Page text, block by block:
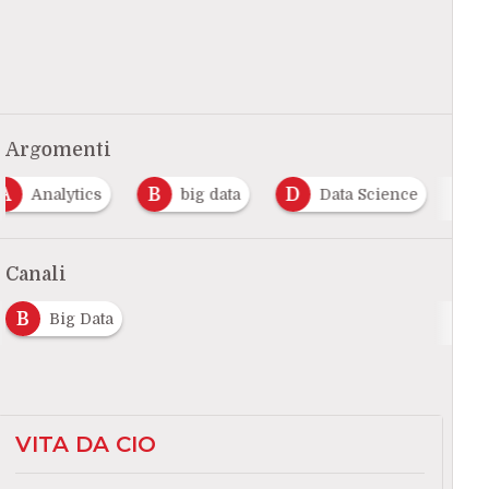
Argomenti
Analytics B big data D Data Science
Canali
B Big Data
VITA DA CIO